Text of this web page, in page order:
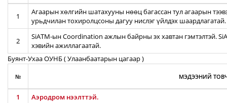
1
Агаарын хөлгийн шатахууны нөөц багассан тул агаарын
урьдчилан тохиролцсоны дагуу нислэг үйлдэх шаардлагатай.
2
SiATM-ын Coordination ажлын байрны эх хавтан гэмтэлтэй.
хэвийн ажиллагаатай.
Буянт-Ухаа ОУНБ ( Улаанбаатарын цагаар )
№ МЭДЭЭНИЙ
1 Аэродром нээлттэй.